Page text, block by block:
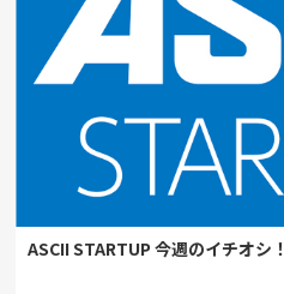
ASCII STARTUP 今週のイチオシ！